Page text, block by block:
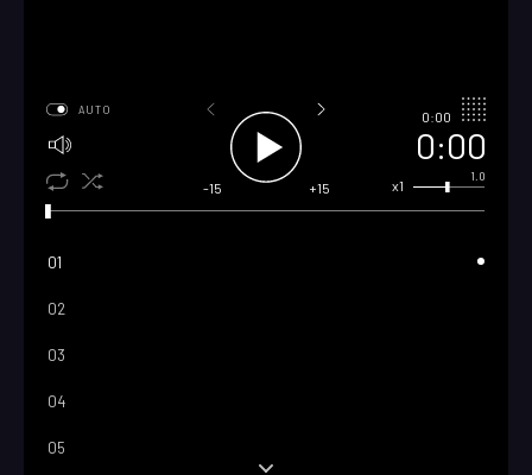
0:00
0:00
1.0
x1
-15 +15
AUTO
01
02
03
04
05